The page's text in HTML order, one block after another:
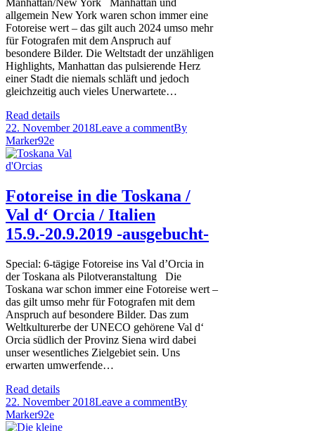
Manhattan/New York Manhattan und
allgemein New York waren schon immer eine
Fotoreise wert – das gilt auch 2024 umso mehr
für Fotografen mit dem Anspruch auf
besondere Bilder. Die Weltstadt der unzähligen
Highlights, Manhattan das pulsierende Herz
einer Stadt die niemals schläft und jedoch
gleichzeitig auch vieles Unerwartete…
Read details
22. November 2018Leave a commentBy
Marker92e
Fotoreise in die Toskana /
Val d‘ Orcia / Italien
15.9.-20.9.2019 -ausgebucht-
Special: 6-tägige Fotoreise ins Val d’Orcia in
der Toskana als Pilotveranstaltung Die
Toskana war schon immer eine Fotoreise wert –
das gilt umso mehr für Fotografen mit dem
Anspruch auf besondere Bilder. Das zum
Weltkulturerbe der UNECO gehörene Val d‘
Orcia südlich der Provinz Siena wird dabei
unser wesentliches Zielgebiet sein. Uns
erwarten umwerfende…
Read details
22. November 2018Leave a commentBy
Marker92e